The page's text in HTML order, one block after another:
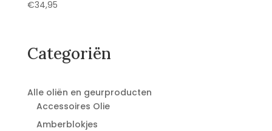
€34,95
Categoriën
Alle oliën en geurproducten
Accessoires Olie
Amberblokjes